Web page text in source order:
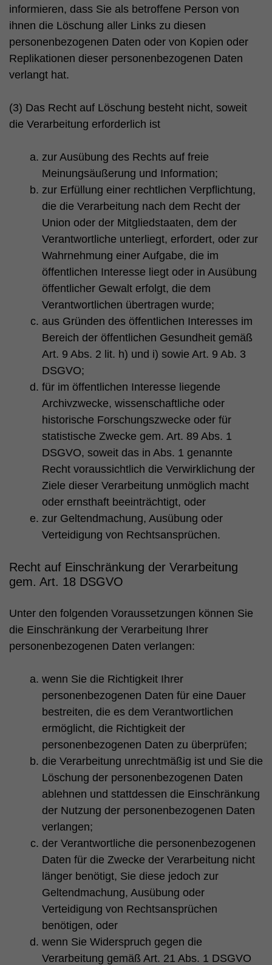
informieren, dass Sie als betroffene Person von
ihnen die Löschung aller Links zu diesen
personenbezogenen Daten oder von Kopien oder
Replikationen dieser personenbezogenen Daten
verlangt hat.
(3) Das Recht auf Löschung besteht nicht, soweit
die Verarbeitung erforderlich ist
zur Ausübung des Rechts auf freie
Meinungsäußerung und Information;
zur Erfüllung einer rechtlichen Verpflichtung,
die die Verarbeitung nach dem Recht der
Union oder der Mitgliedstaaten, dem der
Verantwortliche unterliegt, erfordert, oder zur
Wahrnehmung einer Aufgabe, die im
öffentlichen Interesse liegt oder in Ausübung
öffentlicher Gewalt erfolgt, die dem
Verantwortlichen übertragen wurde;
aus Gründen des öffentlichen Interesses im
Bereich der öffentlichen Gesundheit gemäß
Art. 9 Abs. 2 lit. h) und i) sowie Art. 9 Ab. 3
DSGVO;
für im öffentlichen Interesse liegende
Archivzwecke, wissenschaftliche oder
historische Forschungszwecke oder für
statistische Zwecke gem. Art. 89 Abs. 1
DSGVO, soweit das in Abs. 1 genannte
Recht voraussichtlich die Verwirklichung der
Ziele dieser Verarbeitung unmöglich macht
oder ernsthaft beeinträchtigt, oder
zur Geltendmachung, Ausübung oder
Verteidigung von Rechtsansprüchen.
Recht auf Einschränkung der Verarbeitung
gem. Art. 18 DSGVO
Unter den folgenden Voraussetzungen können Sie
die Einschränkung der Verarbeitung Ihrer
personenbezogenen Daten verlangen:
wenn Sie die Richtigkeit Ihrer
personenbezogenen Daten für eine Dauer
bestreiten, die es dem Verantwortlichen
ermöglicht, die Richtigkeit der
personenbezogenen Daten zu überprüfen;
die Verarbeitung unrechtmäßig ist und Sie die
Löschung der personenbezogenen Daten
ablehnen und stattdessen die Einschränkung
der Nutzung der personenbezogenen Daten
verlangen;
der Verantwortliche die personenbezogenen
Daten für die Zwecke der Verarbeitung nicht
länger benötigt, Sie diese jedoch zur
Geltendmachung, Ausübung oder
Verteidigung von Rechtsansprüchen
benötigen, oder
wenn Sie Widerspruch gegen die
Verarbeitung gemäß Art. 21 Abs. 1 DSGVO